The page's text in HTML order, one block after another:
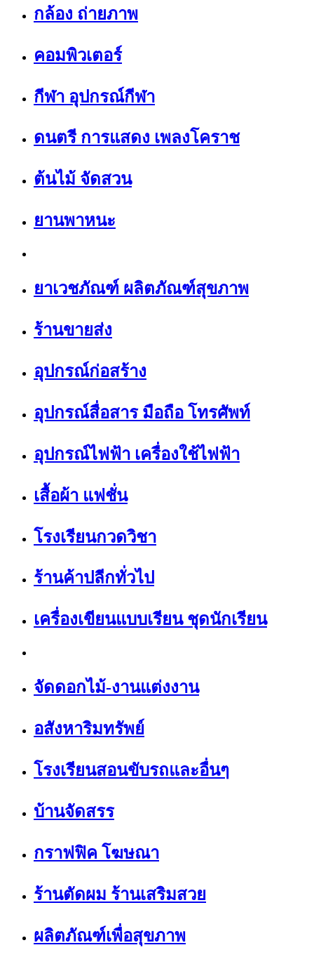
กล้อง ถ่ายภาพ
คอมพิวเตอร์
กีฬา อุปกรณ์กีฬา
ดนตรี การแสดง เพลงโคราช
ต้นไม้ จัดสวน
ยานพาหนะ
ยาเวชภัณฑ์ ผลิตภัณฑ์สุขภาพ
ร้านขายส่ง
อุปกรณ์ก่อสร้าง
อุปกรณ์สื่อสาร มือถือ โทรศัพท์
อุปกรณ์ไฟฟ้า เครื่องใช้ไฟฟ้า
เสื้อผ้า แฟชั่น
โรงเรียนกวดวิชา
ร้านค้าปลีกทั่วไป
เครื่องเขียนแบบเรียน ชุดนักเรียน
จัดดอกไม้-งานแต่งงาน
อสังหาริมทรัพย์
โรงเรียนสอนขับรถและอื่นๆ
บ้านจัดสรร
กราฟฟิค โฆษณา
ร้านตัดผม ร้านเสริมสวย
ผลิตภัณฑ์เพื่อสุขภาพ